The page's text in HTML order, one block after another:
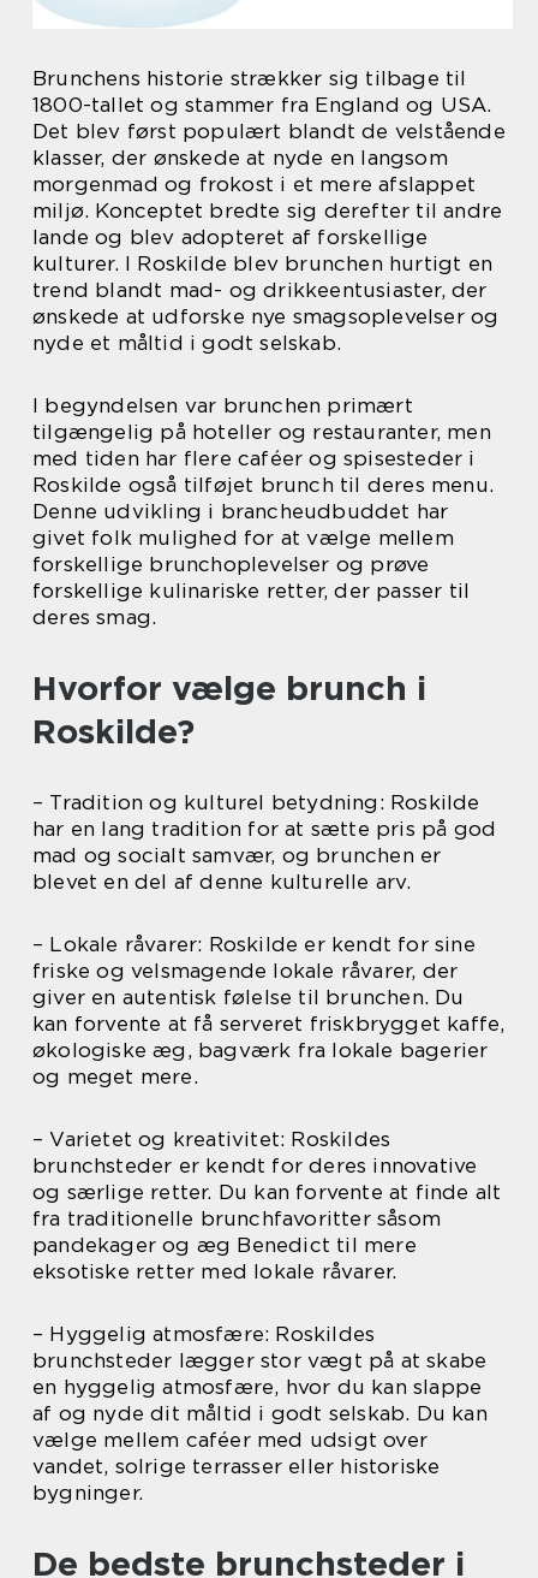
Brunchens historie strækker sig tilbage til
1800-tallet og stammer fra England og USA.
Det blev først populært blandt de velstående
klasser, der ønskede at nyde en langsom
morgenmad og frokost i et mere afslappet
miljø. Konceptet bredte sig derefter til andre
lande og blev adopteret af forskellige
kulturer. I Roskilde blev brunchen hurtigt en
trend blandt mad- og drikkeentusiaster, der
ønskede at udforske nye smagsoplevelser og
nyde et måltid i godt selskab.
I begyndelsen var brunchen primært
tilgængelig på hoteller og restauranter, men
med tiden har flere caféer og spisesteder i
Roskilde også tilføjet brunch til deres menu.
Denne udvikling i brancheudbuddet har
givet folk mulighed for at vælge mellem
forskellige brunchoplevelser og prøve
forskellige kulinariske retter, der passer til
deres smag.
Hvorfor vælge brunch i
Roskilde?
– Tradition og kulturel betydning: Roskilde
har en lang tradition for at sætte pris på god
mad og socialt samvær, og brunchen er
blevet en del af denne kulturelle arv.
– Lokale råvarer: Roskilde er kendt for sine
friske og velsmagende lokale råvarer, der
giver en autentisk følelse til brunchen. Du
kan forvente at få serveret friskbrygget kaffe,
økologiske æg, bagværk fra lokale bagerier
og meget mere.
– Varietet og kreativitet: Roskildes
brunchsteder er kendt for deres innovative
og særlige retter. Du kan forvente at finde alt
fra traditionelle brunchfavoritter såsom
pandekager og æg Benedict til mere
eksotiske retter med lokale råvarer.
– Hyggelig atmosfære: Roskildes
brunchsteder lægger stor vægt på at skabe
en hyggelig atmosfære, hvor du kan slappe
af og nyde dit måltid i godt selskab. Du kan
vælge mellem caféer med udsigt over
vandet, solrige terrasser eller historiske
bygninger.
De bedste brunchsteder i